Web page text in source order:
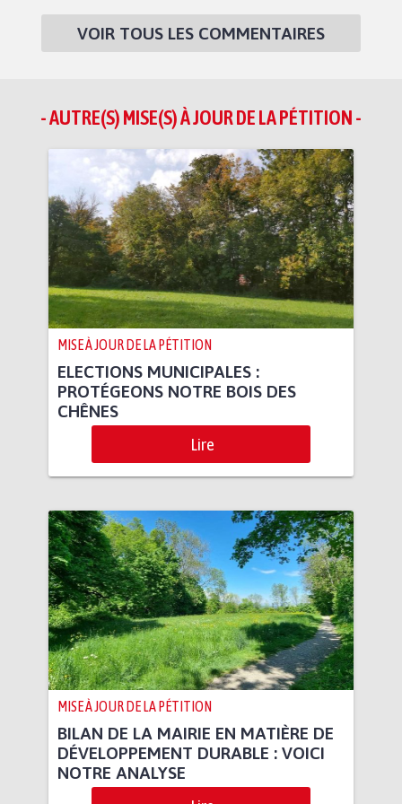
VOIR TOUS LES COMMENTAIRES
- AUTRE(S) MISE(S) À JOUR DE LA PÉTITION -
MISE À JOUR DE LA PÉTITION
ELECTIONS MUNICIPALES :
PROTÉGEONS NOTRE BOIS DES
CHÊNES
Lire
MISE À JOUR DE LA PÉTITION
BILAN DE LA MAIRIE EN MATIÈRE DE
DÉVELOPPEMENT DURABLE : VOICI
NOTRE ANALYSE